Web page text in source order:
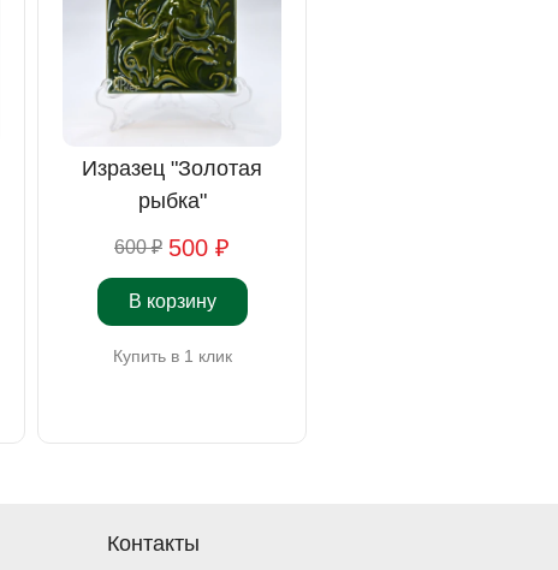
Изразец "Золотая
рыбка"
600 ₽ 500 ₽
В корзину
Купить в 1 клик
Контакты